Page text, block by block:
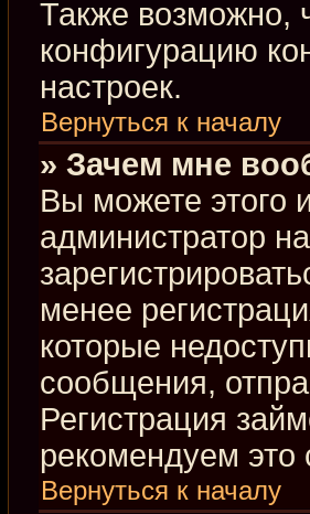
Также возможно,
конфигурацию
настроек.
Вернуться к началу
» Зачем мне
Вы можете этого
администратор
менее
которые
сообщения,
Регистрация
рекомендуем это
Вернуться к началу